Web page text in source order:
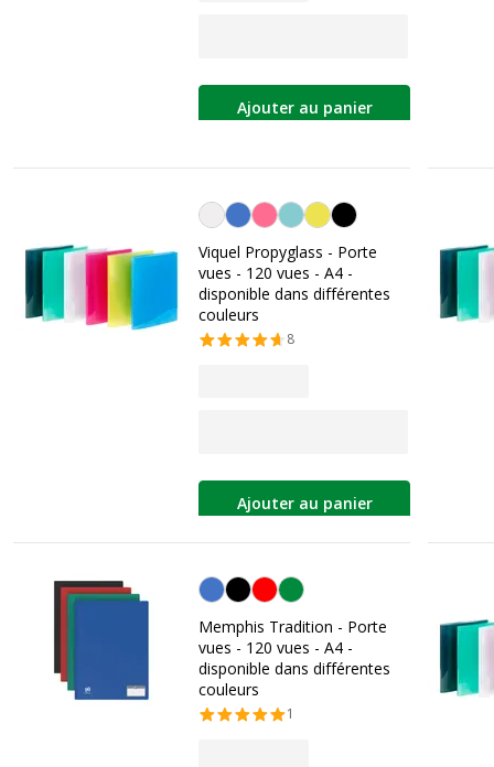
Ajouter au panier
Personnalisation de la couleur
Viquel Propyglass - Porte
vues - 120 vues - A4 -
disponible dans différentes
couleurs
8
Ajouter au panier
Personnalisation de la couleur
Memphis Tradition - Porte
vues - 120 vues - A4 -
disponible dans différentes
couleurs
1